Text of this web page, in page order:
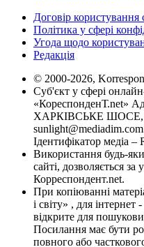
Договір користування
Політика у сфері
Угода щодо
Редакція
© 2000-2026,
Суб'єкт у сфері
«КореспонденТ.net»
ХАРКІВСЬКЕ ШОСЕ,
Ідентифікатор медіа –
Використання будь-
сайті, дозволяється
Корреспондент.net.
При копіюванні
і світу» , для
відкрите для
Посилання має бути
повного або